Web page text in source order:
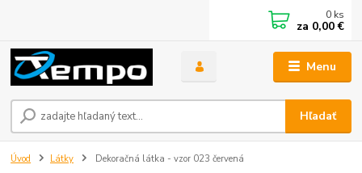
Menu
Hľadať
0 ks
za 0,00 €
Úvod Látky Dekoračná látka - vzor 023 červená